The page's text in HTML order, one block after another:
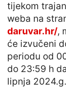
tijekom
weba na
daruvar.hr/,
će izvučeni
periodu od
do 23:59 h
lipnja